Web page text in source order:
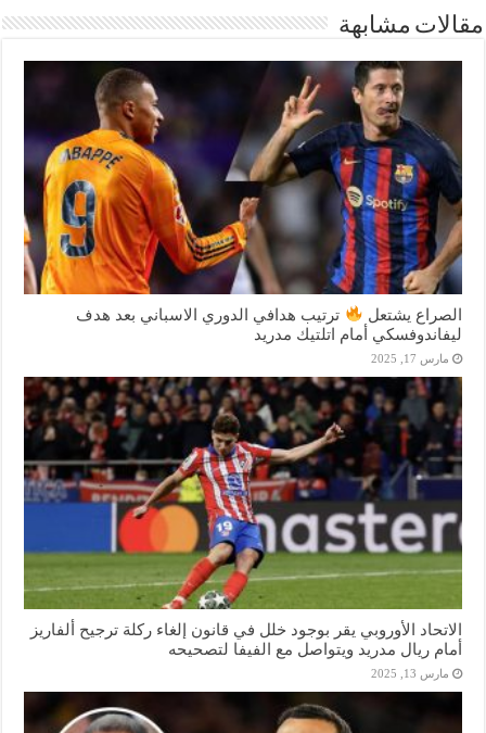
مقالات مشابهة
الصراع يشتعل
ترتيب هدافي الدوري الاسباني بعد هدف
ليفاندوفسكي أمام اتلتيك مدريد
مارس 17, 2025
الاتحاد الأوروبي يقر بوجود خلل في قانون إلغاء ركلة ترجيح ألفاريز
أمام ريال مدريد ويتواصل مع الفيفا لتصحيحه
مارس 13, 2025